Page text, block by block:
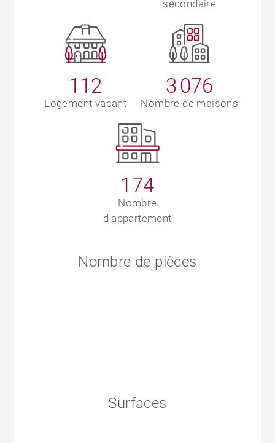
secondaire
112
Logement vacant
3 076
Nombre de maisons
174
Nombre
d'appartement
Nombre de pièces
Surfaces